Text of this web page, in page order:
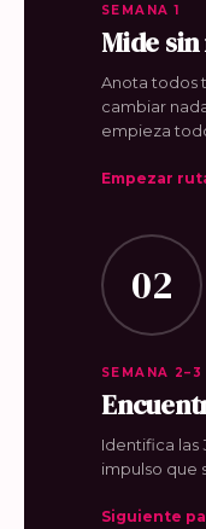
SEMANA 1
Mide
Anota todos
cambiar
empieza
Empezar
02
SEMANA 2–3
Identifica las
impulso que
Siguiente